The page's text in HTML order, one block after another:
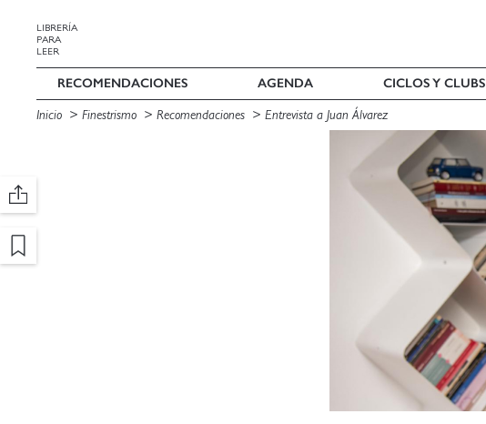
LIBRERÍA
PARA
LEER
RECOMENDACIONES AGENDA CICLOS Y CLUBS
Inicio Finestrismo Recomendaciones Entrevista a Juan Álvarez